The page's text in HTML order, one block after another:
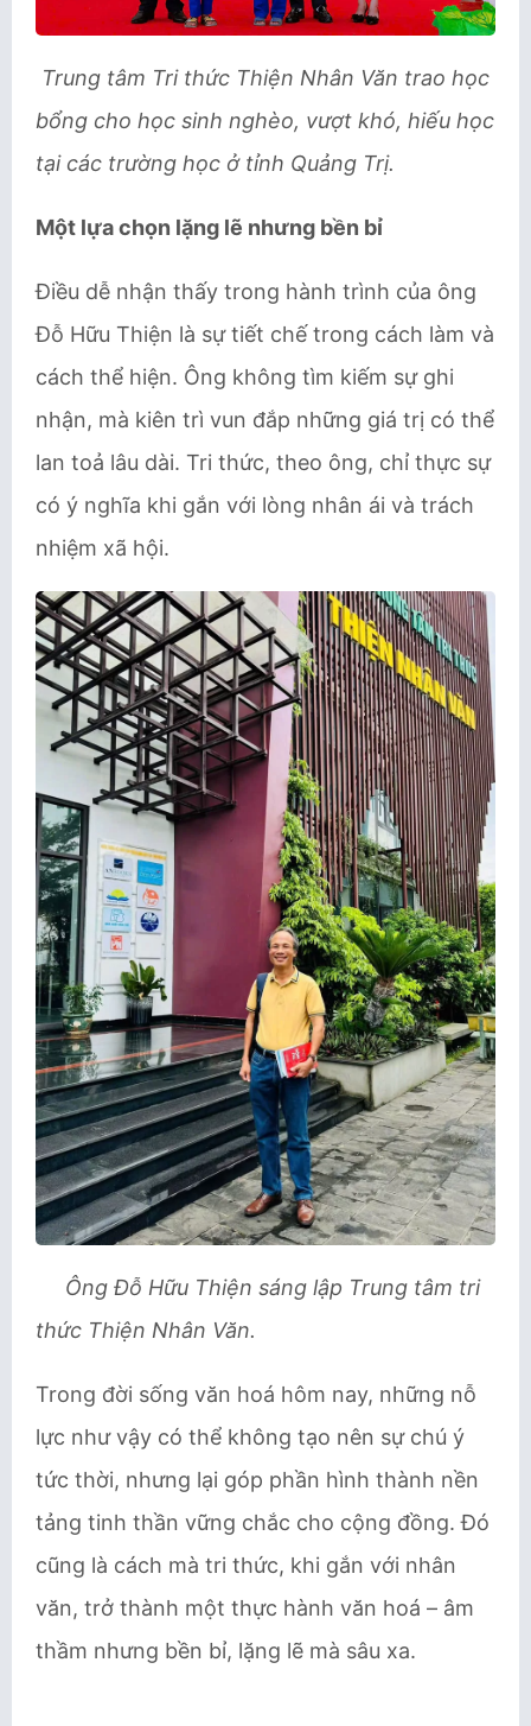
Trung tâm Tri thức Thiện Nhân Văn trao học
bổng cho học sinh nghèo, vượt khó, hiếu học
tại các trường học ở tỉnh Quảng Trị.
Một lựa chọn lặng lẽ nhưng bền bỉ
Điều dễ nhận thấy trong hành trình của ông
Đỗ Hữu Thiện là sự tiết chế trong cách làm và
cách thể hiện. Ông không tìm kiếm sự ghi
nhận, mà kiên trì vun đắp những giá trị có thể
lan toả lâu dài. Tri thức, theo ông, chỉ thực sự
có ý nghĩa khi gắn với lòng nhân ái và trách
nhiệm xã hội.
Ông Đỗ Hữu Thiện sáng lập Trung tâm tri
thức Thiện Nhân Văn.
Trong đời sống văn hoá hôm nay, những nỗ
lực như vậy có thể không tạo nên sự chú ý
tức thời, nhưng lại góp phần hình thành nền
tảng tinh thần vững chắc cho cộng đồng. Đó
cũng là cách mà tri thức, khi gắn với nhân
văn, trở thành một thực hành văn hoá – âm
thầm nhưng bền bỉ, lặng lẽ mà sâu xa.